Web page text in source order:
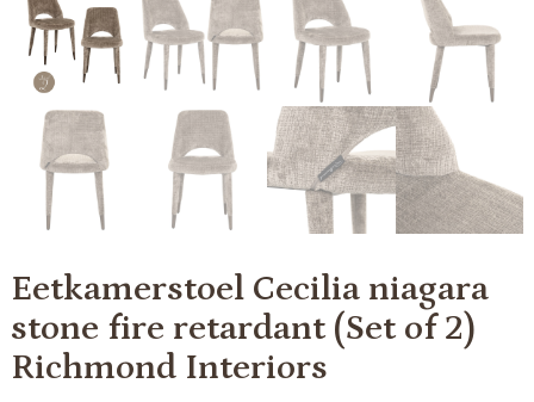
Eetkamerstoel Cecilia niagara
stone fire retardant (Set of 2)
Richmond Interiors